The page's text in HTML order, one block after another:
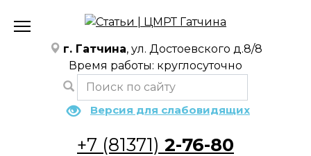
содержанию
г. Гатчина, ул. Достоевского д.8/8
Время работы: круглосуточно
Версия для слабовидящих
+7 (81371) 2-76-80